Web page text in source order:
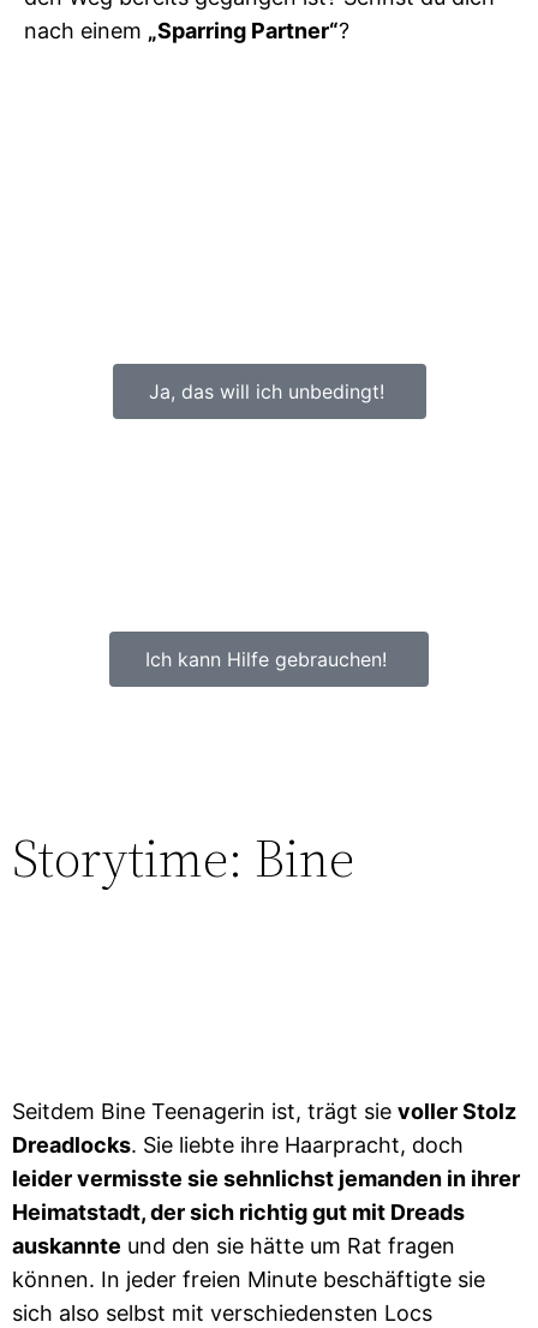
nach einem „Sparring Partner“?
Ja, das will ich unbedingt!
Ich kann Hilfe gebrauchen!
Storytime: Bine
Seitdem Bine Teenagerin ist, trägt sie voller Stolz
Dreadlocks. Sie liebte ihre Haarpracht, doch
leider vermisste sie sehnlichst jemanden in ihrer
Heimatstadt, der sich richtig gut mit Dreads
auskannte und den sie hätte um Rat fragen
können. In jeder freien Minute beschäftigte sie
sich also selbst mit verschiedensten Locs